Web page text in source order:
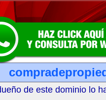
de este dominio lo